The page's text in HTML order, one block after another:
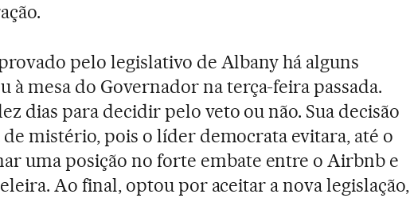
pelo legislativo de Albany há alguns
à mesa do Governador na terça-feira passada.
dias para decidir pelo veto ou não. Sua decisão
de mistério, pois o líder democrata evitara, até o
uma posição no forte embate entre o Airbnb e
Ao final, optou por aceitar a nova legislação,